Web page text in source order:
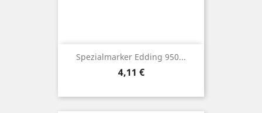
Spezialmarker Edding 950...
Preis
4,11 €